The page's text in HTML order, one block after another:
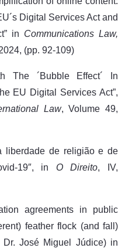
Digital Services Act and
in Communications Law,
(pp. 92-109)
The ´Bubble Effect´ In
EU Digital Services Act”,
Law, Volume 49,
liberdade de religião e de
19″, in O Direito, IV,
agreements in public
feather flock (and fall)
Dr. José Miguel Júdice) in